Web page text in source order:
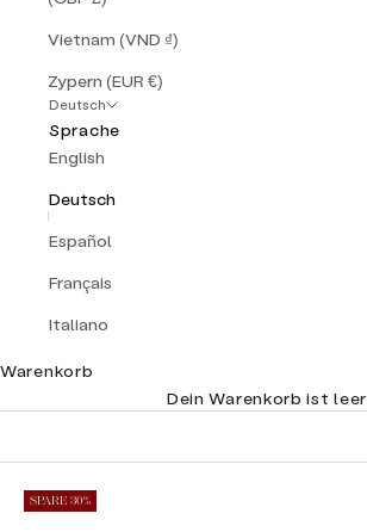
Vietnam (VND ₫)
Zypern (EUR €)
Deutsch
Sprache
English
Deutsch
Español
Français
Italiano
Warenkorb
Dein Warenkorb ist leer
SPARE 30%